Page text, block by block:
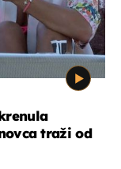
traži od